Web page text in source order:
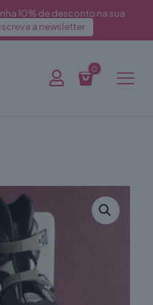
10% de desconto na sua
a newsletter
0